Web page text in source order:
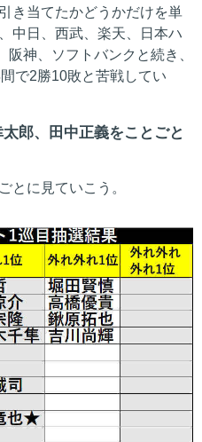
き当てたかどうかだけを単
中日、西武、楽天、日本ハ
神、ソフトバンクと続き、
で2勝10敗と苦戦してい
郎、田中正義をことごと
とに見ていこう。